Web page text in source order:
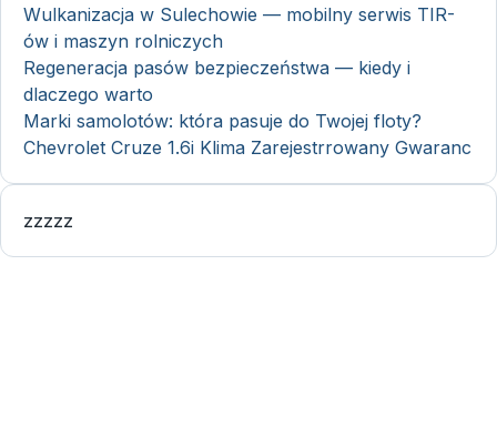
Wulkanizacja w Sulechowie — mobilny serwis TIR-
ów i maszyn rolniczych
Regeneracja pasów bezpieczeństwa — kiedy i
dlaczego warto
Marki samolotów: która pasuje do Twojej floty?
Chevrolet Cruze 1.6i Klima Zarejestrrowany Gwaranc
zzzzz